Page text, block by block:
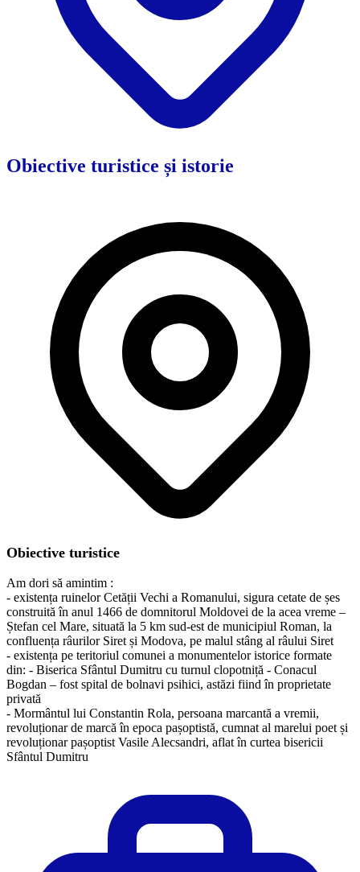
Obiective turistice și istorie
Obiective turistice
Am dori să amintim :
- existența ruinelor Cetății Vechi a Romanului, sigura cetate de șes
construită în anul 1466 de domnitorul Moldovei de la acea vreme –
Ștefan cel Mare, situată la 5 km sud-est de municipiul Roman, la
confluența râurilor Siret și Modova, pe malul stâng al râului Siret
- existența pe teritoriul comunei a monumentelor istorice formate
din: - Biserica Sfântul Dumitru cu turnul clopotniță - Conacul
Bogdan – fost spital de bolnavi psihici, astăzi fiind în proprietate
privată
​- Mormântul lui Constantin Rola, persoana marcantă a vremii,
revoluționar de marcă în epoca pașoptistă, cumnat al marelui poet și
revoluționar pașoptist Vasile Alecsandri, aflat în curtea bisericii
Sfântul Dumitru